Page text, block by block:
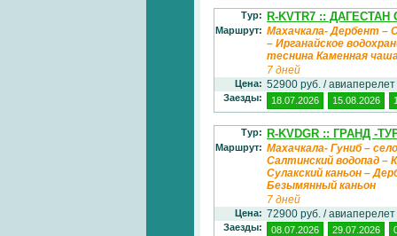
Тур: R-KVTR7 ::
Маршрут: Махачкала- Дербент –
– Ирганайское
теснина Каменная
7 дней
Цена: 52900 руб. /
Заезды: 18.07.2026 15.08.2026
Тур: R-KVDGR :: ГРАНД -
Маршрут: Махачкала- Гуниб –
Салтинский водопад –
Сулакский каньон –
Безымянный каньон
7 дней
Цена: 72900 руб. /
Заезды: 08.07.2026 29.07.2026